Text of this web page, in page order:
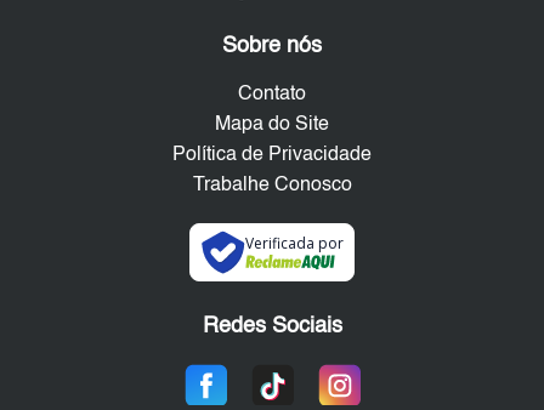
Sobre nós
Contato
Mapa do Site
Política de Privacidade
Trabalhe Conosco
Verificada por
Redes Sociais